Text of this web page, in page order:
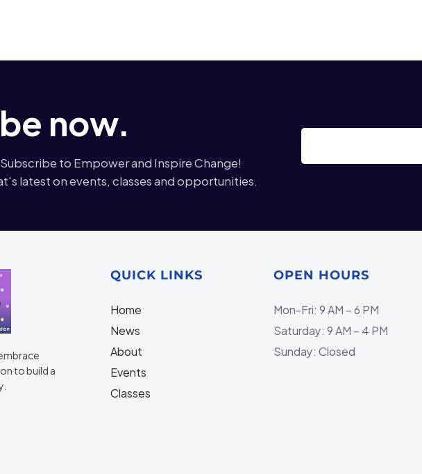
now.
to Empower and Inspire Change!
latest on events, classes and opportunities.
to build a
QUICK LINKS
Home
News
About
Events
Classes
OPEN HOURS
Mon-Fri: 9 AM – 6 PM
Saturday: 9 AM – 4 PM
Sunday: Closed